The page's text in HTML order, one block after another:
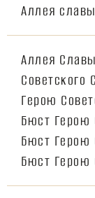
Аллея славы
Аллея
Советского
Герою
Бюст Герою
Бюст Герою
Бюст Герою